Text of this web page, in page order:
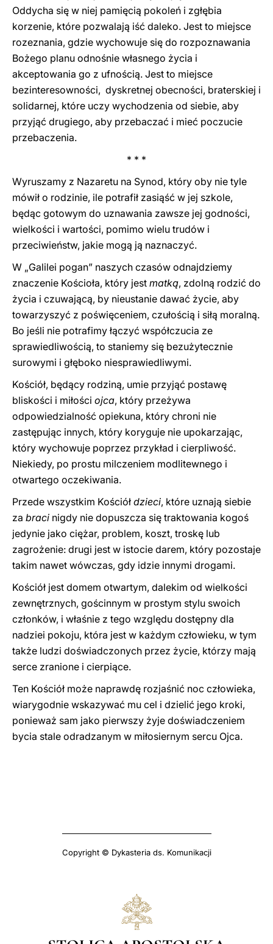
Oddycha się w niej pamięcią pokoleń i zgłębia
korzenie, które pozwalają iść daleko. Jest to miejsce
rozeznania, gdzie wychowuje się do rozpoznawania
Bożego planu odnośnie własnego życia i
akceptowania go z ufnością. Jest to miejsce
bezinteresowności, dyskretnej obecności, braterskiej i
solidarnej, które uczy wychodzenia od siebie, aby
przyjąć drugiego, aby przebaczać i mieć poczucie
przebaczenia.
* * *
Wyruszamy z Nazaretu na Synod, który oby nie tyle
mówił o rodzinie, ile potrafił zasiąść w jej szkole,
będąc gotowym do uznawania zawsze jej godności,
wielkości i wartości, pomimo wielu trudów i
przeciwieństw, jakie mogą ją naznaczyć.
W „Galilei pogan” naszych czasów odnajdziemy
znaczenie Kościoła, który jest matką, zdolną rodzić do
życia i czuwającą, by nieustanie dawać życie, aby
towarzyszyć z poświęceniem, czułością i siłą moralną.
Bo jeśli nie potrafimy łączyć współczucia ze
sprawiedliwością, to staniemy się bezużytecznie
surowymi i głęboko niesprawiedliwymi.
Kościół, będący rodziną, umie przyjąć postawę
bliskości i miłości ojca, który przeżywa
odpowiedzialność opiekuna, który chroni nie
zastępując innych, który koryguje nie upokarzając,
który wychowuje poprzez przykład i cierpliwość.
Niekiedy, po prostu milczeniem modlitewnego i
otwartego oczekiwania.
Przede wszystkim Kościół dzieci, które uznają siebie
za braci nigdy nie dopuszcza się traktowania kogoś
jedynie jako ciężar, problem, koszt, troskę lub
zagrożenie: drugi jest w istocie darem, który pozostaje
takim nawet wówczas, gdy idzie innymi drogami.
Kościół jest domem otwartym, dalekim od wielkości
zewnętrznych, gościnnym w prostym stylu swoich
członków, i właśnie z tego względu dostępny dla
nadziei pokoju, która jest w każdym człowieku, w tym
także ludzi doświadczonych przez życie, którzy mają
serce zranione i cierpiące.
Ten Kościół może naprawdę rozjaśnić noc człowieka,
wiarygodnie wskazywać mu cel i dzielić jego kroki,
ponieważ sam jako pierwszy żyje doświadczeniem
bycia stale odradzanym w miłosiernym sercu Ojca.
Copyright © Dykasteria ds. Komunikacji